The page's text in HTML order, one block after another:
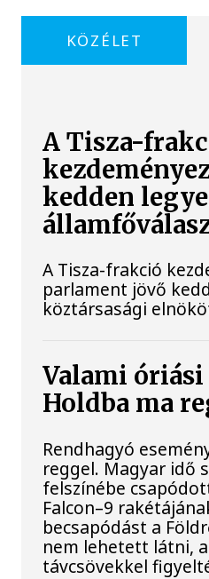
KÖZÉLET
A Tisza-
kedden
A Tisza-frakció
parlament jövő
köztársasági
Valami
Holdba ma
Rendhagyó
reggel. Magyar idő
felszínébe
Falcon–9
becsapódást a
nem lehetett látni,
távcsövekkel